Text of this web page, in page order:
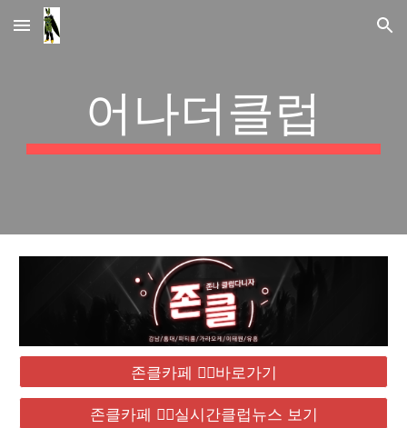
Skip to main content Skip to navigation
어나더클럽
존클카페 ❤️‍🔥바로가기
존클카페 ❤️‍🔥실시간클럽뉴스 보기